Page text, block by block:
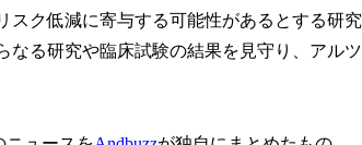
スク低減に寄与する可能性があるとする研
なる研究や臨床試験の結果を見守り、アル